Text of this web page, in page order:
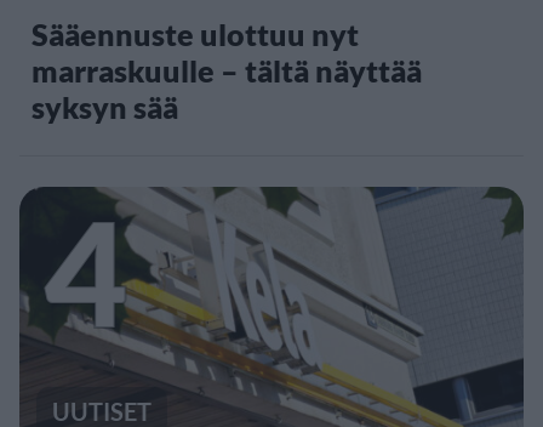
Sääennuste ulottuu nyt
marraskuulle – tältä näyttää
syksyn sää
4
UUTISET